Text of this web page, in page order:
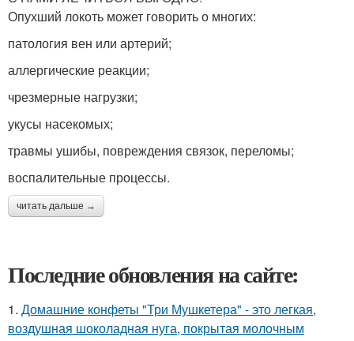
Опухший локоть может говорить о многих:
патология вен или артерий;
аллергические реакции;
чрезмерные нагрузки;
укусы насекомых;
травмы ушибы, повреждения связок, переломы;
воспалительные процессы.
читать дальше →
Последние обновления на сайте:
1. Домашние конфеты "Три Мушкетера" - это легкая,
воздушная шоколадная нуга, покрытая молочным